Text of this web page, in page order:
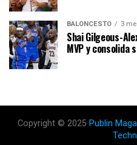
BALONCESTO 3
Shai Gilgeous-
MVP y consolida
Copyright © 2025 Publin